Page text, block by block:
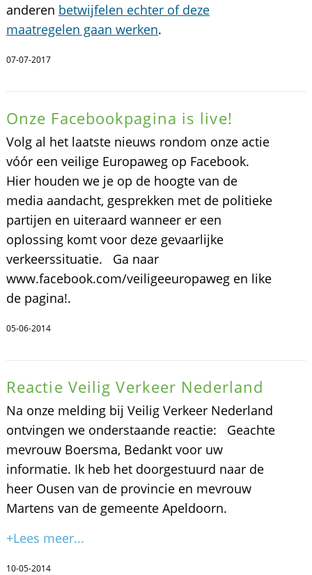
anderen betwijfelen echter of deze
maatregelen gaan werken.
07-07-2017
Onze Facebookpagina is live!
Volg al het laatste nieuws rondom onze actie
vóór een veilige Europaweg op Facebook.
Hier houden we je op de hoogte van de
media aandacht, gesprekken met de politieke
partijen en uiteraard wanneer er een
oplossing komt voor deze gevaarlijke
verkeerssituatie. Ga naar
www.facebook.com/veiligeeuropaweg en like
de pagina!.
05-06-2014
Reactie Veilig Verkeer Nederland
Na onze melding bij Veilig Verkeer Nederland
ontvingen we onderstaande reactie: Geachte
mevrouw Boersma, Bedankt voor uw
informatie. Ik heb het doorgestuurd naar de
heer Ousen van de provincie en mevrouw
Martens van de gemeente Apeldoorn.
+Lees meer...
10-05-2014